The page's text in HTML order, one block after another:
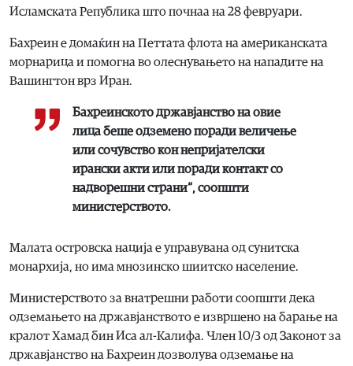
Исламската Република што почнаа на 28 февруари.
Бахреин е домаќин на Петтата флота на американската
морнарица и помогна во олеснувањето на нападите на
Вашингтон врз Иран.
Бахреинското државјанство на овие
лица беше одземено поради величење
или сочувство кон непријателски
ирански акти или поради контакт со
надворешни страни“, соопшти
министерството.
Малата островска нација е управувана од сунитска
монархија, но има мнозинско шиитско население.
Министерството за внатрешни работи соопшти дека
одземањето на државјанството е извршено на барање на
кралот Хамад бин Иса ал-Калифа. Член 10/3 од Законот за
државјанство на Бахреин дозволува одземање на